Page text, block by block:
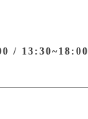
/ 13:30~18:00